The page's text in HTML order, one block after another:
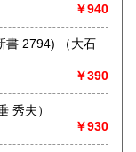
￥940
（大石
￥390
録 垂秀夫駐中国大使の闘い （垂 秀夫）
￥930